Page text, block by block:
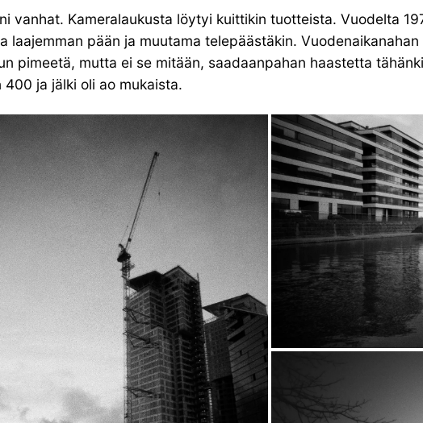
vanhat. Kameralaukusta löytyi kuittikin tuotteista. Vuodelta
pään ja muutama telepäästäkin.
pimeetä, mutta ei se mitään, saadaanpahan haastetta
400 ja jälki oli ao mukaista.